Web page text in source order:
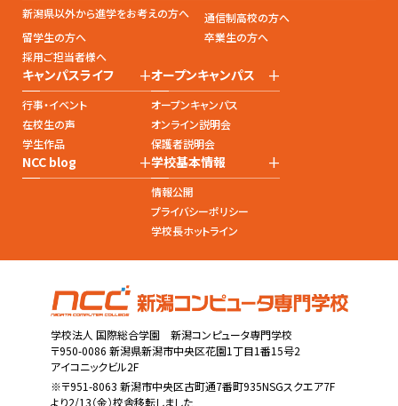
新潟県以外から進学をお考えの方へ
通信制高校の方へ
留学生の方へ
卒業生の方へ
採用ご担当者様へ
キャンパスライフ +
行事・イベント
在校生の声
学生作品
オープンキャンパス +
オープンキャンパス
オンライン説明会
保護者説明会
NCC blog +学校基本情報 +
情報公開
プライバシーポリシー
学校長ホットライン
学校法人 国際総合学園 新潟コンピュータ専門学校
〒950-0086 新潟県新潟市中央区花園1丁目1番15号2
アイコニックビル2F
※〒951-8063 新潟市中央区古町通7番町935NSGスクエア7F
より2/13（金）校舎移転しました